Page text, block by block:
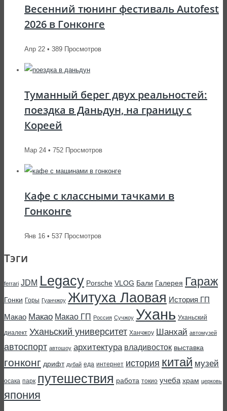
Весенний тюнинг фестиваль Autofest
2026 в Гонконге
Апр 22 • 389 Просмотров
Туманный берег двух реальностей:
поездка в Даньдун, на границу с
Кореей
Мар 24 • 752 Просмотров
Кафе с классными тачками в
Гонконге
Янв 16 • 537 Просмотров
Тэги
ferrari JDM Legacy Porsche VLOG Бали Галерея Гараж
Гонки Горы Гуанчжоу Житуха Лаовая История ГП
Макао Макао Макао ГП Россия Сучжоу Ухань Уханьский
диалект Уханьский университет Ханчжоу Шанхай автомузей
автоспорт автошоу архитектура владивосток выставка
гонконг дрифт дубай еда интернет история китай музей
осака парк путешествия работа токио учеба храм церковь
япония